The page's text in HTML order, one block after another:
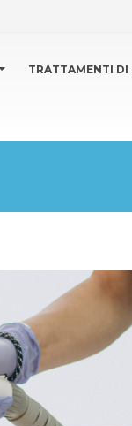
TRATTAMENTI DI